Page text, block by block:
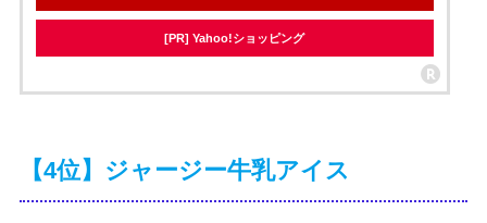
[PR] Yahoo!ショッピング
【4位】ジャージー牛乳アイス